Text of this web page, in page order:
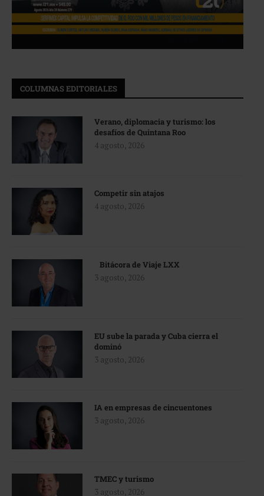
COLUMNAS EDITORIALES
Verano, diplomacia y turismo: los
desafíos de Quintana Roo
4 agosto, 2026
Competir sin atajos
4 agosto, 2026
Bitácora de Viaje LXX
3 agosto, 2026
EU sube la parada y Cuba cierra el
dominó
3 agosto, 2026
IA en empresas de cincuentones
3 agosto, 2026
TMEC y turismo
3 agosto, 2026